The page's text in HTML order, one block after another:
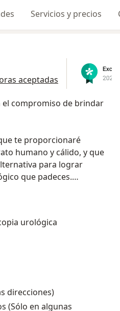
Servicios y precios
aceptadas
el compromiso de brindar
te proporcionaré
y cálido, y que
para lograr
que padeces.
la Escuela Médico Militar,
en centros
adicional a una gran
me ha permitido el
de técnicas de mínima
de enfermedades y
urológica
direcciones)
(Sólo en algunas